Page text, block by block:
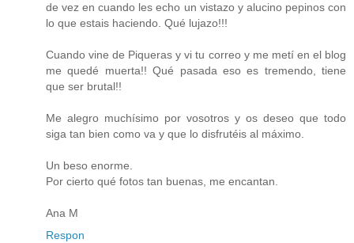
de vez en cuando les echo un vistazo y alucino pepinos con
lo que estais haciendo. Qué lujazo!!!
Cuando vine de Piqueras y vi tu correo y me metí en el blog
me quedé muerta!! Qué pasada eso es tremendo, tiene
que ser brutal!!
Me alegro muchísimo por vosotros y os deseo que todo
siga tan bien como va y que lo disfrutéis al máximo.
Un beso enorme.
Por cierto qué fotos tan buenas, me encantan.
Ana M
Respon